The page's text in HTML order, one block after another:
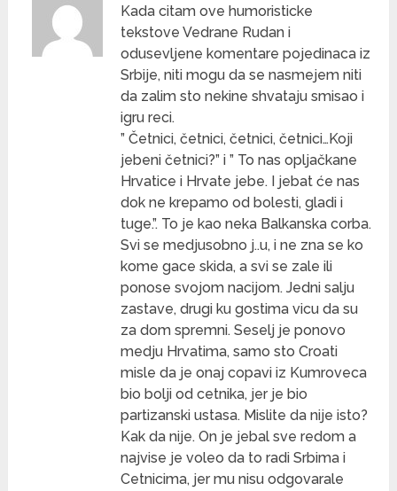
Kada citam ove humoristicke
tekstove Vedrane Rudan i
odusevljene komentare pojedinaca iz
Srbije, niti mogu da se nasmejem niti
da zalim sto nekine shvataju smisao i
igru reci.
” Četnici, četnici, četnici, četnici…Koji
jebeni četnici?” i ” To nas opljačkane
Hrvatice i Hrvate jebe. I jebat će nas
dok ne krepamo od bolesti, gladi i
tuge.”. To je kao neka Balkanska corba.
Svi se medjusobno j..u, i ne zna se ko
kome gace skida, a svi se zale ili
ponose svojom nacijom. Jedni salju
zastave, drugi ku gostima vicu da su
za dom spremni. Seselj je ponovo
medju Hrvatima, samo sto Croati
misle da je onaj copavi iz Kumroveca
bio bolji od cetnika, jer je bio
partizanski ustasa. Mislite da nije isto?
Kak da nije. On je jebal sve redom a
najvise je voleo da to radi Srbima i
Cetnicima, jer mu nisu odgovarale